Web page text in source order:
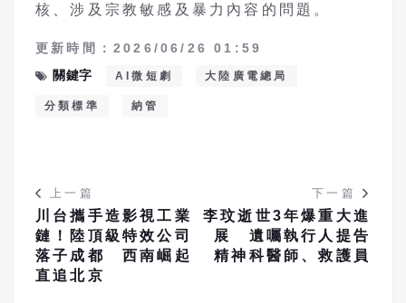
核、涉及宗教敏感及暴力內容的問題。
更新時間：2026/06/26 01:59
關鍵字
AI微短劇 大陸廣電總局
分類標準 納管
上一篇
川台攜手造影視工業
鏈！陸頂級特效公司
落子成都 西南崛起
直追北京
下一篇
李玟逝世3年爆重大進
展 遺囑執行人提告
精神科醫師、救護員